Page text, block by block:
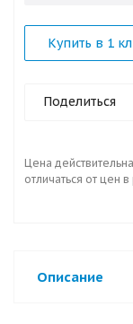
Купить в 1
Поделиться
Цена
отличаться от цен
Описание